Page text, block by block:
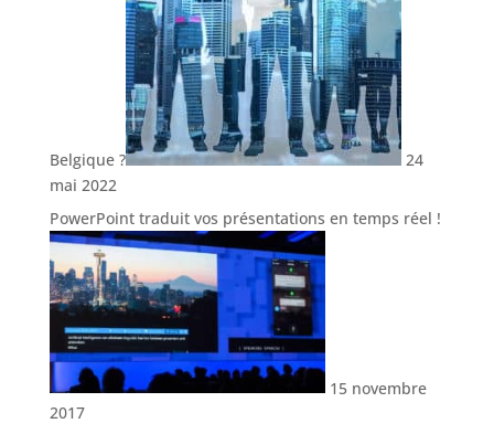
Belgique ?
24
mai 2022
PowerPoint traduit vos présentations en temps réel !
15 novembre
2017